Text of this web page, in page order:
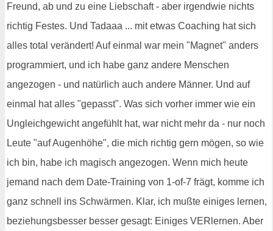
Freund, ab und zu eine Liebschaft - aber irgendwie nichts
richtig Festes. Und Tadaaa ... mit etwas Coaching hat sich
alles total verändert! Auf einmal war mein "Magnet" anders
programmiert, und ich habe ganz andere Menschen
angezogen - und natürlich auch andere Männer. Und auf
einmal hat alles "gepasst". Was sich vorher immer wie ein
Ungleichgewicht angefühlt hat, war nicht mehr da - nur noch
Leute "auf Augenhöhe", die mich richtig gern mögen, so wie
ich bin, habe ich magisch angezogen. Wenn mich heute
jemand nach dem Date-Training von 1-of-7 frägt, komme ich
ganz schnell ins Schwärmen. Klar, ich mußte einiges lernen,
beziehungsbesser besser gesagt: Einiges VERlernen. Aber